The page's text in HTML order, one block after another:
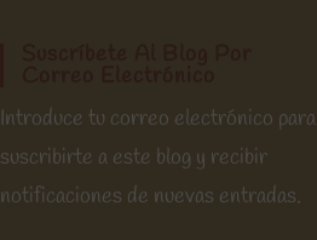
Introduce tu correo electrónico para
suscribirte a este blog y recibir
notificaciones de nuevas entradas.